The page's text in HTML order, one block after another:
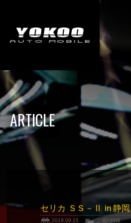
ARTICLE
セリカ ＳＳ－Ⅱ in 静岡
2019.09.15 ご成約情報